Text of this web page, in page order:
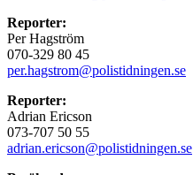
Reporter:
Per Hagström
070-329 80 45
per.hagstrom@polistidningen.se
Reporter:
Adrian Ericson
073-707 50 55
adrian.ericson@polistidningen.se